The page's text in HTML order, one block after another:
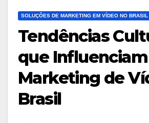
SOLUÇÕES DE MARKETING EM VÍDEO NO BRASIL
Tendências
que
Marketing de
Brasil